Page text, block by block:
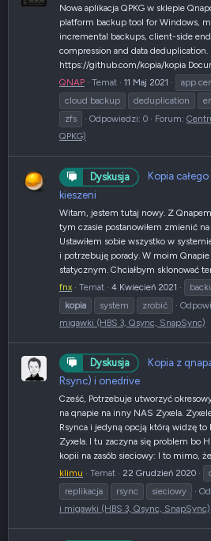
Nowa aplikacja QPKG w sklepie
platform backup tool for Windows,
incremental backups, client-side
compression and data deduplication.
https://github.com/kopia/kopia
QNAP
Temat 11 Maj 2021 app
cloud backup
deduplication
zfs
Odpowiedzi: 0 Forum:
QPKG)
Dyskusja
Kopia
kieszeni
Witam, jestem tutaj nowy. Z
tym czasie postanowiłem zmienić
Ustawiłem sobie wszystko w
i potrzebuję porady. W moim
statycznym. Chciałbym sklonować
fnx
Temat 4 Kwiecień 2021
kopia
system zrobić
migawki (HBS 3, Qsync, SnapSync)
Dyskusja
Kopia z
Rsync) i onedrive
Cześć, Potrzebuje utworzyć
na qnapie na inny NAS Zyxela.
Rsynca i jedyną opcją którą widzę to
Zyxela. I tu zaczyna się problem bo
kopii na zasób sieciowy: I to mimo,
klimu
Temat 22 Grudzień 2020
replikacja
rsync sieciowy
i migawki (HBS 3, Qsync, SnapSync)